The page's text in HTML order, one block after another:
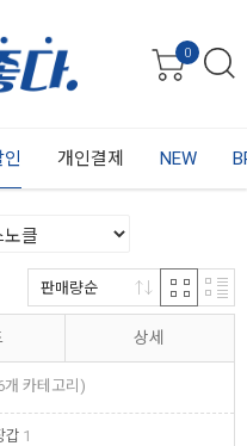
0
개인결제 NEW
개 카테고리)
갑 1
상세
판매량순